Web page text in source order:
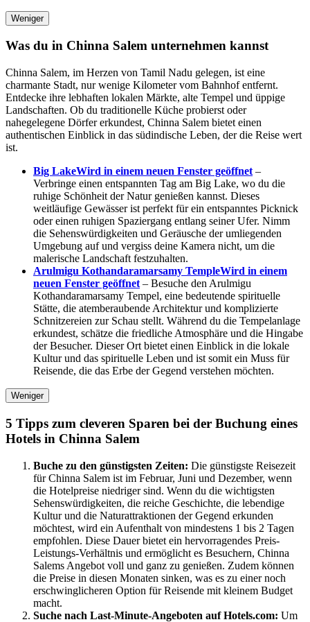
Weniger
Was du in Chinna Salem unternehmen kannst
Chinna Salem, im Herzen von Tamil Nadu gelegen, ist eine
charmante Stadt, nur wenige Kilometer vom Bahnhof entfernt.
Entdecke ihre lebhaften lokalen Märkte, alte Tempel und üppige
Landschaften. Ob du traditionelle Küche probierst oder
nahegelegene Dörfer erkundest, Chinna Salem bietet einen
authentischen Einblick in das südindische Leben, der die Reise wert
ist.
Big LakeWird in einem neuen Fenster geöffnet –
Verbringe einen entspannten Tag am Big Lake, wo du die
ruhige Schönheit der Natur genießen kannst. Dieses
weitläufige Gewässer ist perfekt für ein entspanntes Picknick
oder einen ruhigen Spaziergang entlang seiner Ufer. Nimm
die Sehenswürdigkeiten und Geräusche der umliegenden
Umgebung auf und vergiss deine Kamera nicht, um die
malerische Landschaft festzuhalten.
Arulmigu Kothandaramarsamy TempleWird in einem
neuen Fenster geöffnet – Besuche den Arulmigu
Kothandaramarsamy Tempel, eine bedeutende spirituelle
Stätte, die atemberaubende Architektur und komplizierte
Schnitzereien zur Schau stellt. Während du die Tempelanlage
erkundest, schätze die friedliche Atmosphäre und die Hingabe
der Besucher. Dieser Ort bietet einen Einblick in die lokale
Kultur und das spirituelle Leben und ist somit ein Muss für
Reisende, die das Erbe der Gegend verstehen möchten.
Weniger
5 Tipps zum cleveren Sparen bei der Buchung eines
Hotels in Chinna Salem
Buche zu den günstigsten Zeiten: Die günstigste Reisezeit
für Chinna Salem ist im Februar, Juni und Dezember, wenn
die Hotelpreise niedriger sind. Wenn du die wichtigsten
Sehenswürdigkeiten, die reiche Geschichte, die lebendige
Kultur und die Naturattraktionen der Gegend erkunden
möchtest, wird ein Aufenthalt von mindestens 1 bis 2 Tagen
empfohlen. Diese Dauer bietet ein hervorragendes Preis-
Leistungs-Verhältnis und ermöglicht es Besuchern, Chinna
Salems Angebot voll und ganz zu genießen. Zudem können
die Preise in diesen Monaten sinken, was es zu einer noch
erschwinglicheren Option für Reisende mit kleinem Budget
macht.
Suche nach Last-Minute-Angeboten auf Hotels.com: Um